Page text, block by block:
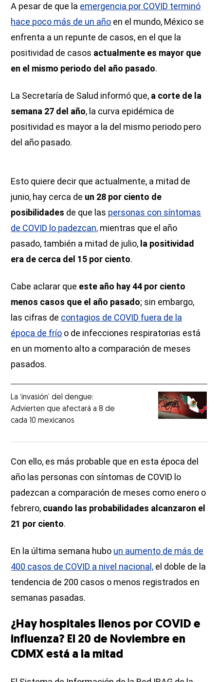
A pesar de que la emergencia por COVID terminó
hace poco más de un año en el mundo, México se
enfrenta a un repunte de casos, en el que la
positividad de casos actualmente es mayor que
en el mismo periodo del año pasado.
La Secretaría de Salud informó que, a corte de la
semana 27 del año, la curva epidémica de
positividad es mayor a la del mismo periodo pero
del año pasado.
Esto quiere decir que actualmente, a mitad de
junio, hay cerca de un 28 por ciento de
posibilidades de que las personas con síntomas
de COVID lo padezcan, mientras que el año
pasado, también a mitad de julio, la positividad
era de cerca del 15 por ciento.
Cabe aclarar que este año hay 44 por ciento
menos casos que el año pasado; sin embargo,
las cifras de contagios de COVID fuera de la
época de frío o de infecciones respiratorias está
en un momento alto a comparación de meses
pasados.
La ‘invasión’ del dengue:
Advierten que afectará a 8 de
cada 10 mexicanos
Con ello, es más probable que en esta época del
año las personas con síntomas de COVID lo
padezcan a comparación de meses como enero o
febrero, cuando las probabilidades alcanzaron el
21 por ciento.
En la última semana hubo un aumento de más de
400 casos de COVID a nivel nacional, el doble de la
tendencia de 200 casos o menos registrados en
semanas pasadas.
¿Hay hospitales llenos por COVID e
influenza? El 20 de Noviembre en
CDMX está a la mitad